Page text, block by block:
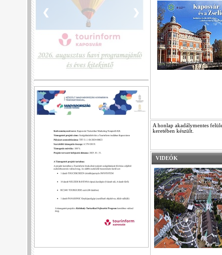
❮ ❯
A honlap akadálymentes
keretében készült.
VIDEÓK